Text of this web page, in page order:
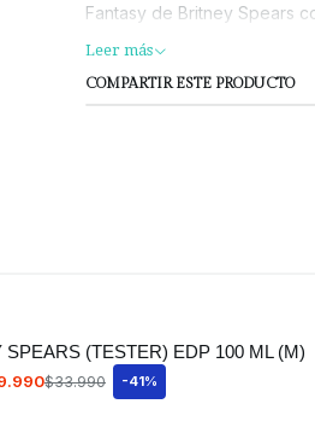
Fantasy de Britney Spears
Fantasy quiere evocar a
Leer más
COMPARTIR ESTE PRODUCTO
SPEARS (TESTER) EDP 100 ML (M)
$33.990 -41%